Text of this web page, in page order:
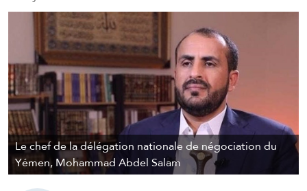
Le chef de la délégation nationale de négociation du
Yémen, Mohammad Abdel Salam